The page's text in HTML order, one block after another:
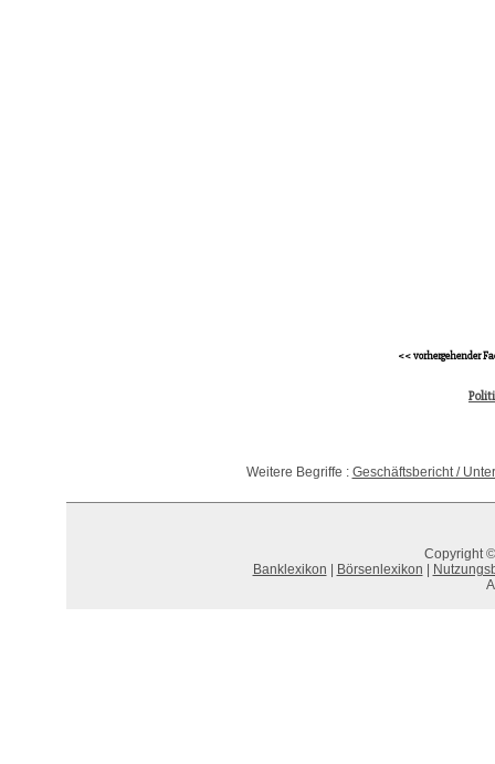
<< vorhergehender
Weitere Begriffe : Geschäftsbericht /
Copyright
Banklexikon
Börsenlexikon